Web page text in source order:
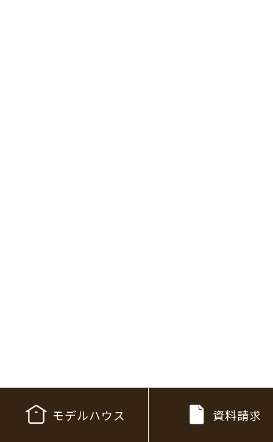
モデルハウス 資料請求